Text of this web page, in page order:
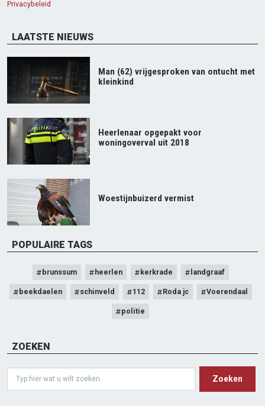
Privacybeleid
LAATSTE NIEUWS
Man (62) vrijgesproken van ontucht met
kleinkind
Heerlenaar opgepakt voor
woningoverval uit 2018
Woestijnbuizerd vermist
POPULAIRE TAGS
brunssum heerlen kerkrade landgraaf
beekdaelen schinveld 112 Roda jc Voerendaal
politie
ZOEKEN